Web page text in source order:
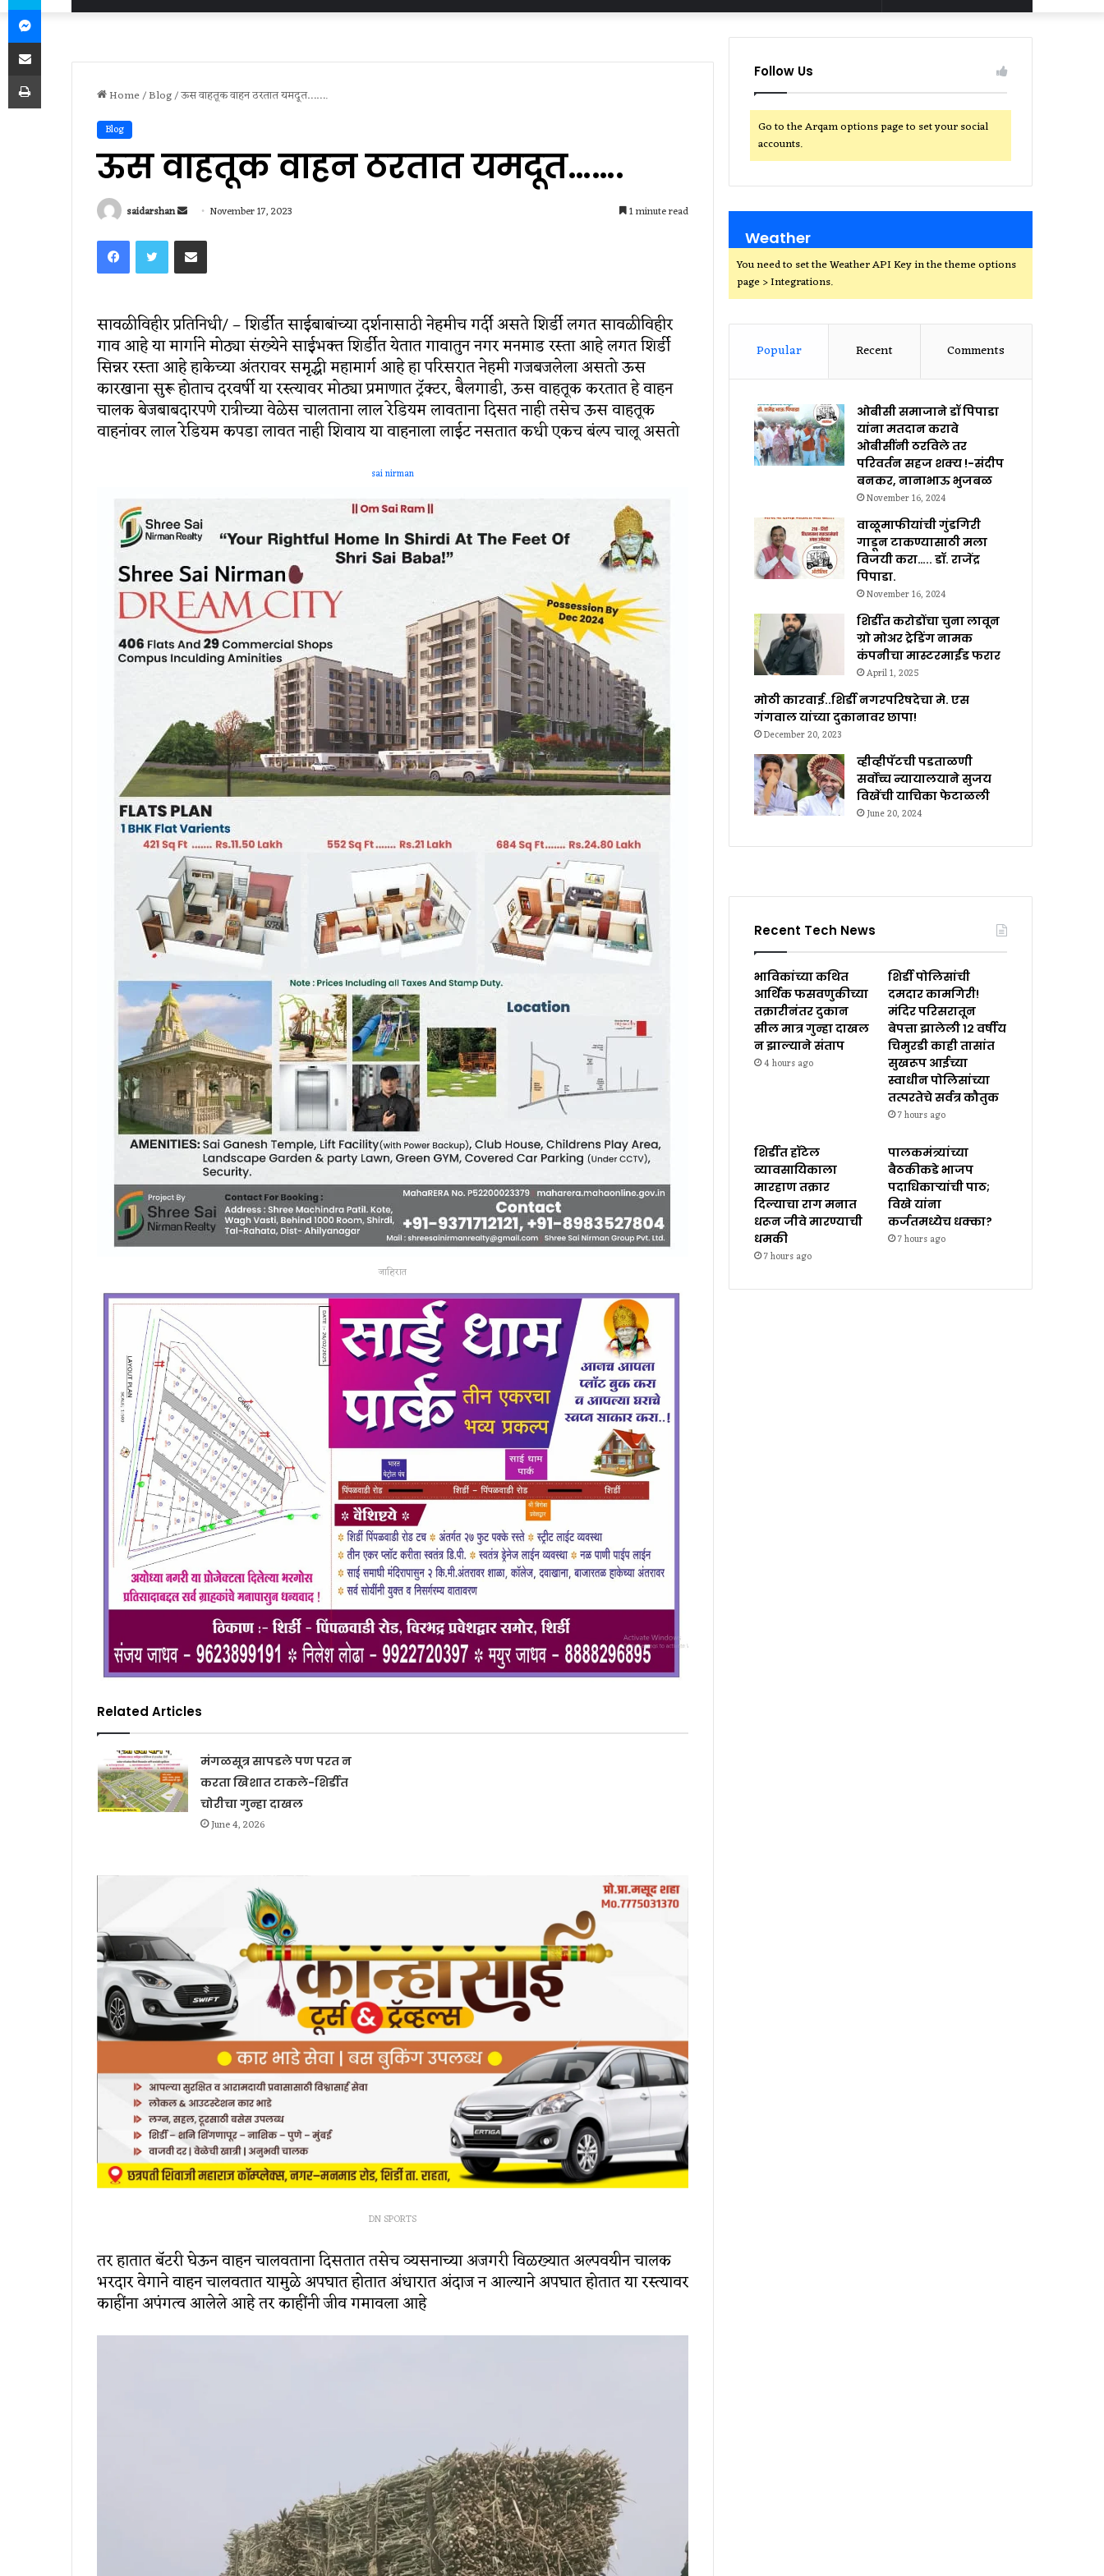
for
Home/Blog/ऊस वाहतूक वाहन ठरतात यमदूत…….
Blog
ऊस वाहतूक वाहन ठरतात यमदूत…….
saidarshan
Send
email
November 17, 2023 1 minute read
FacebookTwitter Share via Email
सावळीविहीर प्रतिनिधी/ – शिर्डीत साईबाबांच्या दर्शनासाठी नेहमीच गर्दी असते शिर्डी लगत सावळीविहीर
गाव आहे या मार्गाने मोठ्या संख्येने साईभक्त शिर्डीत येतात गावातुन नगर मनमाड रस्ता आहे लगत शिर्डी
सिन्नर रस्ता आहे हाकेच्या अंतरावर समृद्धी महामार्ग आहे हा परिसरात नेहमी गजबजलेला असतो ऊस
कारखाना सुरू होताच दरवर्षी या रस्त्यावर मोठ्या प्रमाणात ट्रॅक्टर, बैलगाडी, ऊस वाहतूक करतात हे वाहन
चालक बेजबाबदारपणे रात्रीच्या वेळेस चालताना लाल रेडियम लावताना दिसत नाही तसेच ऊस वाहतूक
वाहनांवर लाल रेडियम कपडा लावत नाही शिवाय या वाहनाला लाईट नसतात कधी एकच बंल्प चालू असतो
sai nirman
जाहिरात
Related Articles
मंगळसूत्र सापडले पण परत न
करता खिशात टाकले-शिर्डीत
चोरीचा गुन्हा दाखल
June 4, 2026
DN SPORTS
तर हातात बॅटरी घेऊन वाहन चालवताना दिसतात तसेच व्यसनाच्या अजगरी विळख्यात अल्पवयीन चालक
भरदार वेगाने वाहन चालवतात यामुळे अपघात होतात अंधारात अंदाज न आल्याने अपघात होतात या रस्त्यावर
काहींना अपंगत्व आलेले आहे तर काहींनी जीव गमावला आहे
Follow Us
Go to the Arqam options page to set your social
accounts.
Weather
You need to set the Weather API Key in the theme options
page > Integrations.
Popular Recent Comments
ओबीसी समाजाने डॉ पिपाडा
यांना मतदान करावे
ओबीसींनी ठरविले तर
परिवर्तन सहज शक्य !-संदीप
बनकर, नानाभाऊ भुजबळ
November 16, 2024
वाळूमाफीयांची गुंडगिरी
गाडून टाकण्यासाठी मला
विजयी करा….. डॉ. राजेंद्र
पिपाडा.
November 16, 2024
शिर्डीत करोडोंचा चुना लावून
ग्रो मोअर ट्रेडिंग नामक
कंपनीचा मास्टरमाईंड फरार
April 1, 2025
मोठी कारवाई..शिर्डी नगरपरिषदेचा मे. एस
गंगवाल यांच्या दुकानावर छापा!
December 20, 2023
व्हीव्हीपॅटची पडताळणी
सर्वोच्च न्यायालयाने सुजय
विखेंची याचिका फेटाळली
June 20, 2024
Recent Tech News
भाविकांच्या कथित
आर्थिक फसवणुकीच्या
तक्रारीनंतर दुकान
सील मात्र गुन्हा दाखल
न झाल्याने संताप
4 hours ago
शिर्डी पोलिसांची
दमदार कामगिरी!
मंदिर परिसरातून
बेपत्ता झालेली १२ वर्षीय
चिमुरडी काही तासांत
सुखरूप आईच्या
स्वाधीन पोलिसांच्या
तत्परतेचे सर्वत्र कौतुक
7 hours ago
शिर्डीत हॉटेल
व्यावसायिकाला
मारहाण तक्रार
दिल्याचा राग मनात
धरून जीवे मारण्याची
धमकी
7 hours ago
पालकमंत्र्यांच्या
बैठकीकडे भाजप
पदाधिकाऱ्यांची पाठ;
विखे यांना
कर्जतमध्येच धक्का?
7 hours ago
Messenger
Share via Email